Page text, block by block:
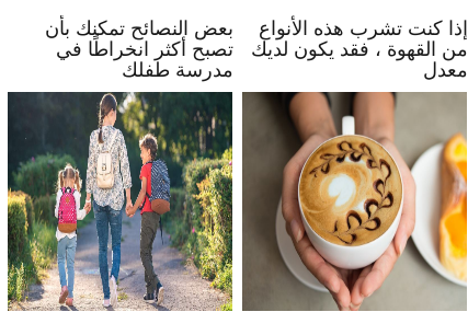
بعض النصائح تمكنك بأن
تصبح أكثر انخراطًا في
مدرسة طفلك
إذا كنت تشرب هذه الأنواع
من القهوة ، فقد يكون لديك
معدل